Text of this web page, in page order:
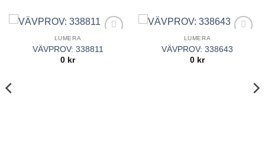
Wishlist
LUMERA
VÄVPROV: 338811
0 kr
Wishlist
LUMERA
VÄVPROV: 338643
0 kr